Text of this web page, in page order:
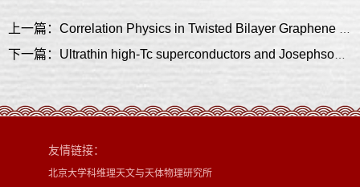
友情链接：
北京大学科维理天文与天体物理研究所